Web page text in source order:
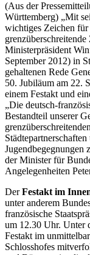
(Aus der
Württemberg) „Mit
wichtiges Zeichen für
Ministerpräsident
September 2012) in
gehaltenen Rede
50. Jubiläum am 22.
einem Festakt und
„Die deutsch-
Bestandteil unserer
Jugendbegegnungen
der Minister für
Angelegenheiten
DerFestakt im
unter anderem
französische
um 12.30 Uhr. Unter
Festakt im
Schlosshofes